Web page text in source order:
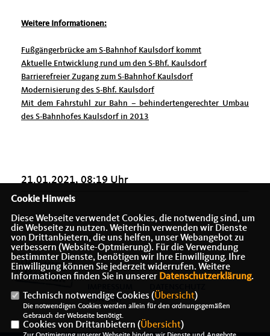
Weitere Informationen:
Fußgängerbrücke am S-Bahnhof Kaulsdorf kommt
Aktuelle Entwicklung rund um den S-Bhf. Kaulsdorf
Barrierefreier Zugang zum S-Bahnhof Kaulsdorf
Modernisierung des S-Bhf. Kaulsdorf
Mit dem Fahrstuhl zur Bahn – behindertengerechter Umbau
des S-Bahnhofes Kaulsdorf in 2013
21.01.2021, 08:19 Uhr
KONTAKT
Cookie Hinweis
Diese Webseite verwendet Cookies, die notwendig sind, um
die Webseite zu nutzen. Weiterhin verwenden wir Dienste
von Drittanbietern, die uns helfen, unser Webangebot zu
verbessern (Website-Optmierung). Für die Verwendung
bestimmter Dienste, benötigen wir Ihre Einwilligung. Ihre
Einwilligung können Sie jederzeit widerrufen. Weitere
Informationen finden Sie in unserer Datenschutzerklärung.
Technisch notwendige Cookies (Übersicht)
Die notwendigen Cookies werden allein für den ordnungsgemäßen
Gebrauch der Webseite benötigt.
Cookies von Drittanbietern (Übersicht)